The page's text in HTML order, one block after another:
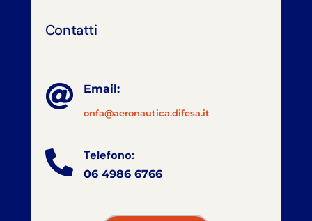
Contatti
 Email:
onfa@aeronautica.difesa.it
 Telefono:
06 4986 6766